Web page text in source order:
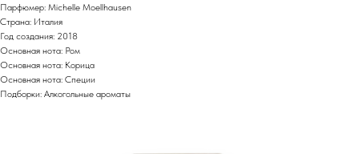
Парфюмер: Michelle Moellhausen​
Страна: Италия
Год создания: 2018
Основная нота: Ром
Основная нота: Корица
Основная нота: Специи
Подборки: Алкогольные ароматы